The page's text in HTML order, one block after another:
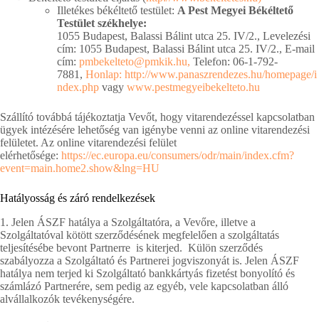
Illetékes békéltető testület: A Pest Megyei Békéltető
Testület székhelye:
1055 Budapest, Balassi Bálint utca 25. IV/2., Levelezési
cím: 1055 Budapest, Balassi Bálint utca 25. IV/2., E-mail
cím: pmbekelteto@pmkik.hu, Telefon: 06-1-792-
7881, Honlap: http://www.panaszrendezes.hu/homepage/i
ndex.php vagy www.pestmegyeibekelteto.hu
Szállító továbbá tájékoztatja Vevőt, hogy vitarendezéssel kapcsolatban
ügyek intézésére lehetőség van igénybe venni az online vitarendezési
felületet. Az online vitarendezési felület
elérhetősége: https://ec.europa.eu/consumers/odr/main/index.cfm?
event=main.home2.show&lng=HU
Hatályosság és záró rendelkezések
1. Jelen ÁSZF hatálya a Szolgáltatóra, a Vevőre, illetve a
Szolgáltatóval kötött szerződésének megfelelően a szolgáltatás
teljesítésébe bevont Partnerre is kiterjed. Külön szerződés
szabályozza a Szolgáltató és Partnerei jogviszonyát is. Jelen ÁSZF
hatálya nem terjed ki Szolgáltató bankkártyás fizetést bonyolító és
számlázó Partnerére, sem pedig az egyéb, vele kapcsolatban álló
alvállalkozók tevékenységére.